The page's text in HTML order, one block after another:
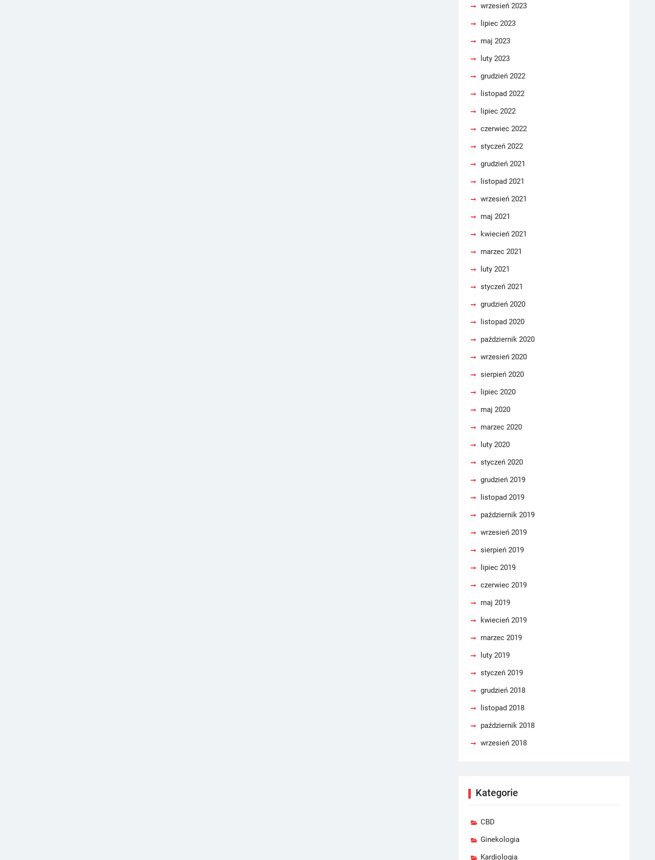
wrzesień 2023
lipiec 2023
maj 2023
luty 2023
grudzień 2022
listopad 2022
lipiec 2022
czerwiec 2022
styczeń 2022
grudzień 2021
listopad 2021
wrzesień 2021
maj 2021
kwiecień 2021
marzec 2021
luty 2021
styczeń 2021
grudzień 2020
listopad 2020
październik 2020
wrzesień 2020
sierpień 2020
lipiec 2020
maj 2020
marzec 2020
luty 2020
styczeń 2020
grudzień 2019
listopad 2019
październik 2019
wrzesień 2019
sierpień 2019
lipiec 2019
czerwiec 2019
maj 2019
kwiecień 2019
marzec 2019
luty 2019
styczeń 2019
grudzień 2018
listopad 2018
październik 2018
wrzesień 2018
Kategorie
CBD
Ginekologia
Kardiologia